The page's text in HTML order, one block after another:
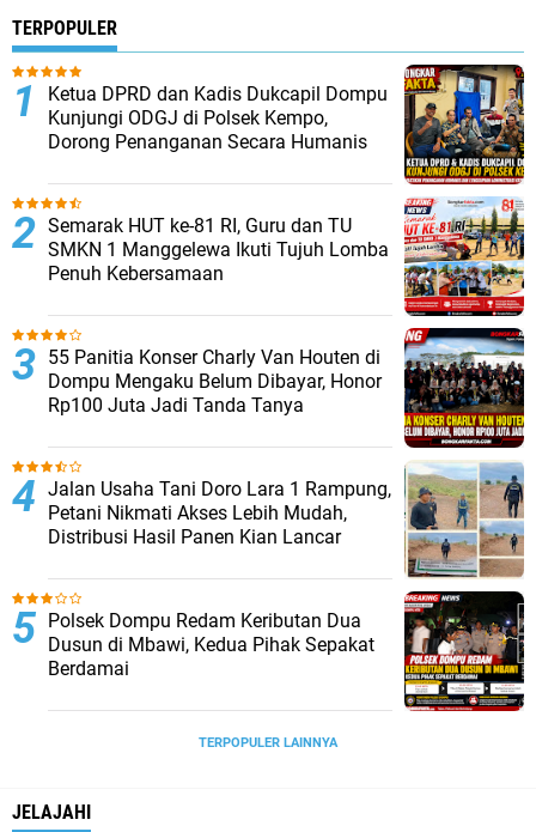
TERPOPULER
Ketua DPRD dan Kadis Dukcapil Dompu
Kunjungi ODGJ di Polsek Kempo,
Dorong Penanganan Secara Humanis
Semarak HUT ke-81 RI, Guru dan TU
SMKN 1 Manggelewa Ikuti Tujuh Lomba
Penuh Kebersamaan
55 Panitia Konser Charly Van Houten di
Dompu Mengaku Belum Dibayar, Honor
Rp100 Juta Jadi Tanda Tanya
Jalan Usaha Tani Doro Lara 1 Rampung,
Petani Nikmati Akses Lebih Mudah,
Distribusi Hasil Panen Kian Lancar
Polsek Dompu Redam Keributan Dua
Dusun di Mbawi, Kedua Pihak Sepakat
Berdamai
TERPOPULER LAINNYA
JELAJAHI